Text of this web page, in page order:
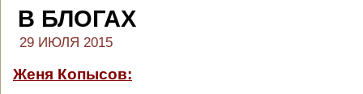
В БЛОГАХ
29 ИЮЛЯ 2015
Женя Копысов: